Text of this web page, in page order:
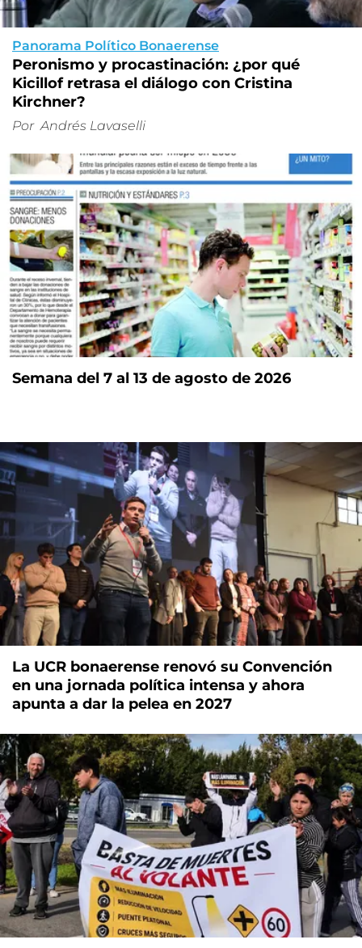
Panorama Político Bonaerense
Peronismo y procastinación: ¿por qué
Kicillof retrasa el diálogo con Cristina
Kirchner?
Por Andrés Lavaselli
Semana del 7 al 13 de agosto de 2026
La UCR bonaerense renovó su Convención
en una jornada política intensa y ahora
apunta a dar la pelea en 2027